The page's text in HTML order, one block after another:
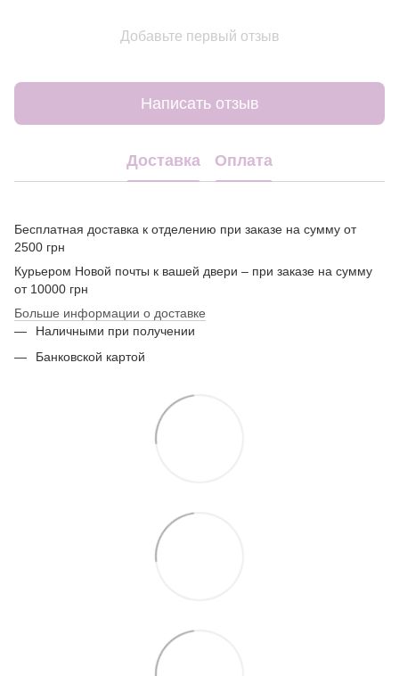
Добавьте первый отзыв
Написать отзыв
Доставка Оплата
Бесплатная доставка к отделению при заказе на сумму от
2500 грн
Курьером Новой почты к вашей двери – при заказе на сумму
от 10000 грн
Больше информации о доставке
Наличными при получении
Банковской картой